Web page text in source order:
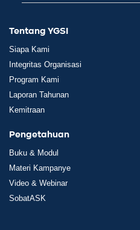
Tentang YGSI
Siapa Kami
Integritas Organisasi
Program Kami
Laporan Tahunan
Kemitraan
Pengetahuan
Buku & Modul
Materi Kampanye
Video & Webinar
SobatASK